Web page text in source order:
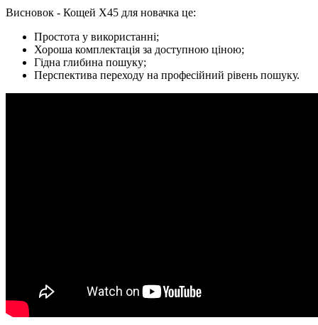
Висновок - Кощей Х45 для новачка це:
Простота у використанні;
Хороша комплектація за доступною ціною;
Гідна глибина пошуку;
Перспектива переходу на професійний рівень пошуку.